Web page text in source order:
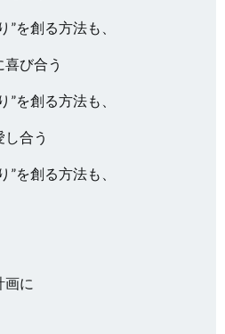
”を創る方法も、
び合う
”を創る方法も、
合う
”を創る方法も、
画に